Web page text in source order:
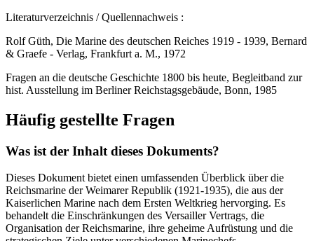
Literaturverzeichnis / Quellennachweis :
Rolf Güth, Die Marine des deutschen Reiches 1919 - 1939, Bernard
& Graefe - Verlag, Frankfurt a. M., 1972
Fragen an die deutsche Geschichte 1800 bis heute, Begleitband zur
hist. Ausstellung im Berliner Reichstagsgebäude, Bonn, 1985
Häufig gestellte Fragen
Was ist der Inhalt dieses Dokuments?
Dieses Dokument bietet einen umfassenden Überblick über die
Reichsmarine der Weimarer Republik (1921-1935), die aus der
Kaiserlichen Marine nach dem Ersten Weltkrieg hervorging. Es
behandelt die Einschränkungen des Versailler Vertrags, die
Organisation der Reichsmarine, ihre geheime Aufrüstung und die